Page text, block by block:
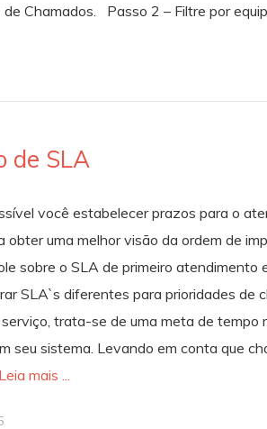
Chamados. Passo 2 – Filtre por
de SLA
você estabelecer prazos para o
obter uma melhor visão da ordem de
sobre o SLA de primeiro atendimento
SLA`s diferentes para prioridades de
trata-se de uma meta de tempo
seu sistema. Levando em conta que
Leia mais ...